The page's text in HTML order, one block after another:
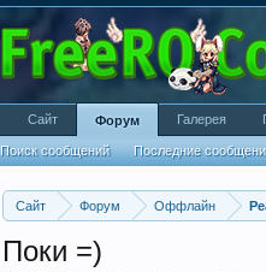
Сайт Форум Оффлайн
Поки =)
Сайт Форум
Поиск сообщений Последние
Галерея